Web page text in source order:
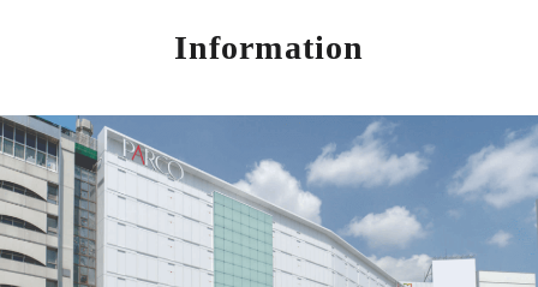
Information